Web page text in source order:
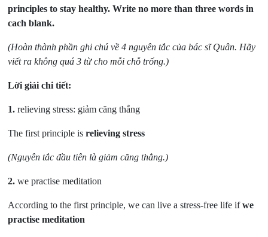
principles to stay healthy. Write no more than three words in
cach blank.
(Hoàn thành phần ghi chú về 4 nguyên tắc của bác sĩ Quân. Hãy
viết ra không quá 3 từ cho mỗi chỗ trống.)
Lời giải chi tiết:
1. relieving stress: giảm căng thẳng
The first principle isrelieving stress
(Nguyên tắc đầu tiên là giảm căng thẳng.)
2. we practise meditation
According to the first principle, we can live a stress-free life ifwe
practise meditation